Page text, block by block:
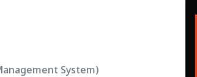
System)